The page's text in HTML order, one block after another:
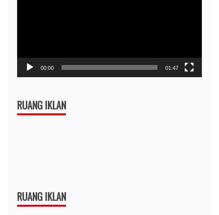
00:00 01:47
RUANG IKLAN
RUANG IKLAN